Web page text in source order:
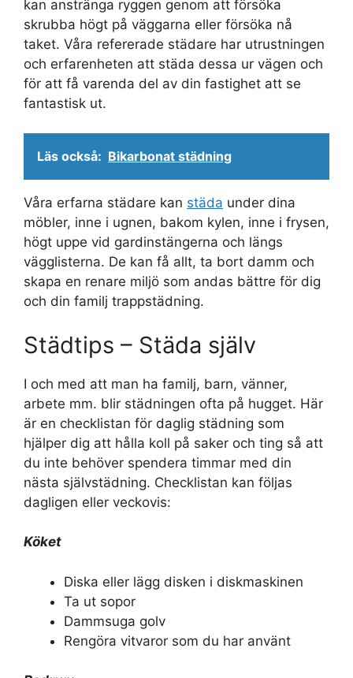
kan anstränga ryggen genom att försöka
skrubba högt på väggarna eller försöka nå
taket. Våra refererade städare har utrustningen
och erfarenheten att städa dessa ur vägen och
för att få varenda del av din fastighet att se
fantastisk ut.
Läs också: Bikarbonat städning
Våra erfarna städare kan städa under dina
möbler, inne i ugnen, bakom kylen, inne i frysen,
högt uppe vid gardinstängerna och längs
vägglisterna. De kan få allt, ta bort damm och
skapa en renare miljö som andas bättre för dig
och din familj trappstädning.
Städtips – Städa själv
I och med att man ha familj, barn, vänner,
arbete mm. blir städningen ofta på hugget. Här
är en checklistan för daglig städning som
hjälper dig att hålla koll på saker och ting så att
du inte behöver spendera timmar med din
nästa självstädning. Checklistan kan följas
dagligen eller veckovis:
Köket
Diska eller lägg disken i diskmaskinen
Ta ut sopor
Dammsuga golv
Rengöra vitvaror som du har använt